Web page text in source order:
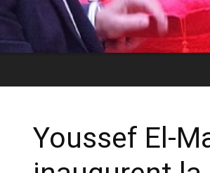
Youssef El-